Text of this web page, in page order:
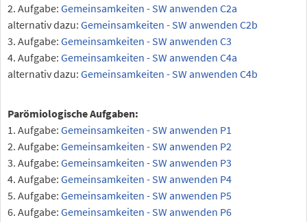
2. Aufgabe: Gemeinsamkeiten - SW anwenden C2a
alternativ dazu: Gemeinsamkeiten - SW anwenden C2b
3. Aufgabe: Gemeinsamkeiten - SW anwenden C3
4. Aufgabe: Gemeinsamkeiten - SW anwenden C4a
alternativ dazu: Gemeinsamkeiten - SW anwenden C4b
Parömiologische Aufgaben:
1. Aufgabe: Gemeinsamkeiten - SW anwenden P1
2. Aufgabe: Gemeinsamkeiten - SW anwenden P2
3. Aufgabe: Gemeinsamkeiten - SW anwenden P3
4. Aufgabe: Gemeinsamkeiten - SW anwenden P4
5. Aufgabe: Gemeinsamkeiten - SW anwenden P5
6. Aufgabe: Gemeinsamkeiten - SW anwenden P6